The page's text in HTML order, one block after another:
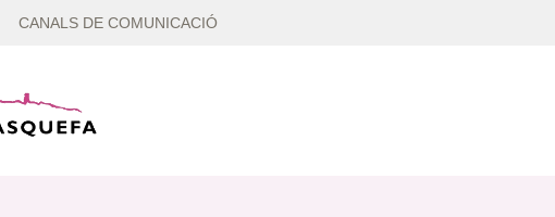
CANALS DE COMUNICACIÓ